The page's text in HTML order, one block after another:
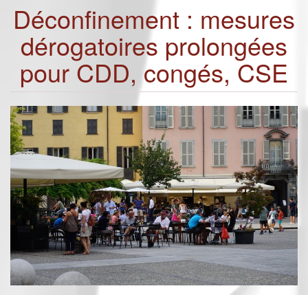
Déconfinement : mesures
dérogatoires prolongées
pour CDD, congés, CSE